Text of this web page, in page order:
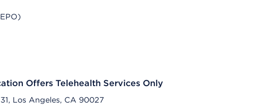
Offers Telehealth Services Only
Los Angeles, CA 90027